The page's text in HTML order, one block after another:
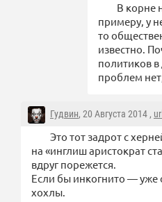
В корне
примеру, у
то
известно.
политиков в
проблем
Гудвин, 20 Августа 2014 , url
Это тот задрот с
на «инглиш аристократ
вдруг порежется.
Если бы инкогнито — уже
хохлы.